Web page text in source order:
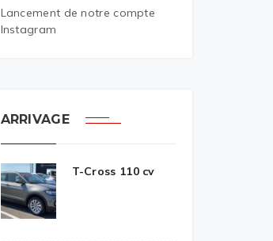
Lancement de notre compte
Instagram
ARRIVAGE
T-Cross 110 cv